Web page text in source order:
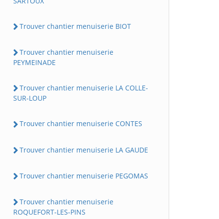
Trouver chantier menuiserie BIOT
Trouver chantier menuiserie
PEYMEINADE
Trouver chantier menuiserie LA COLLE-
SUR-LOUP
Trouver chantier menuiserie CONTES
Trouver chantier menuiserie LA GAUDE
Trouver chantier menuiserie PEGOMAS
Trouver chantier menuiserie
ROQUEFORT-LES-PINS